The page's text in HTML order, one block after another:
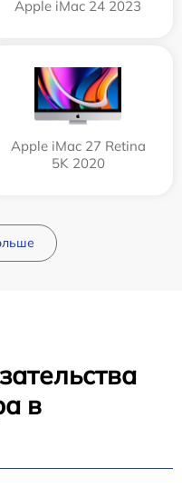
Apple iMac 24 2023
Apple iMac 27 Retina
5K 2020
в